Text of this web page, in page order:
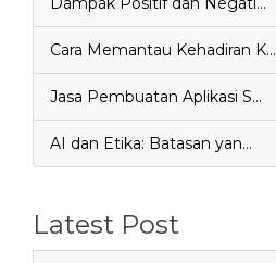
Cara Memantau Kehadiran K…
Jasa Pembuatan Aplikasi S…
AI dan Etika: Batasan yan…
Latest Post